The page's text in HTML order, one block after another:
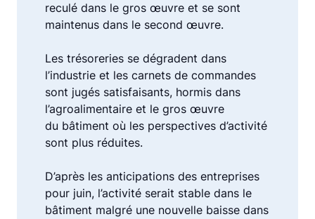
reculé dans le gros œuvre et se sont
maintenus dans le second œuvre.
Les trésoreries se dégradent dans
l’industrie et les carnets de commandes
sont jugés satisfaisants, hormis dans
l’agroalimentaire et le gros œuvre
du bâtiment où les perspectives d’activité
sont plus réduites.
D’après les anticipations des entreprises
pour juin, l’activité serait stable dans le
bâtiment malgré une nouvelle baisse dans